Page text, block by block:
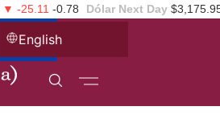
▼ -25.11 -0.78 Dólar Next Day
English